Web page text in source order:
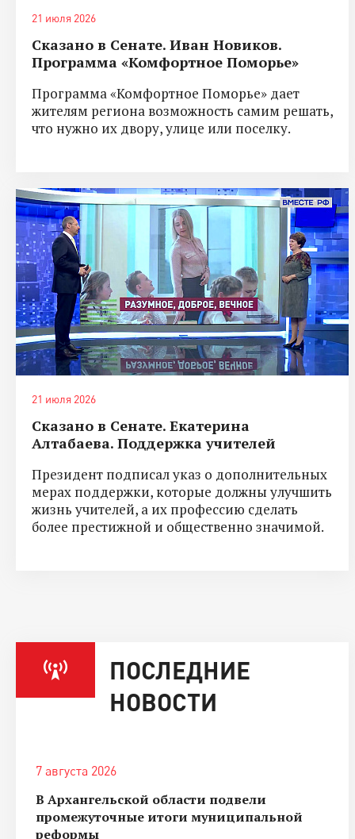
21 июля 2026
Сказано в Сенате. Иван Новиков.
Программа «Комфортное Поморье»
Программа «Комфортное Поморье» дает
жителям региона возможность самим решать,
что нужно их двору, улице или поселку.
21 июля 2026
Сказано в Сенате. Екатерина
Алтабаева. Поддержка учителей
Президент подписал указ о дополнительных
мерах поддержки, которые должны улучшить
жизнь учителей, а их профессию сделать
более престижной и общественно значимой.
ПОСЛЕДНИЕ
НОВОСТИ
7 августа 2026
В Архангельской области подвели
промежуточные итоги муниципальной
реформы